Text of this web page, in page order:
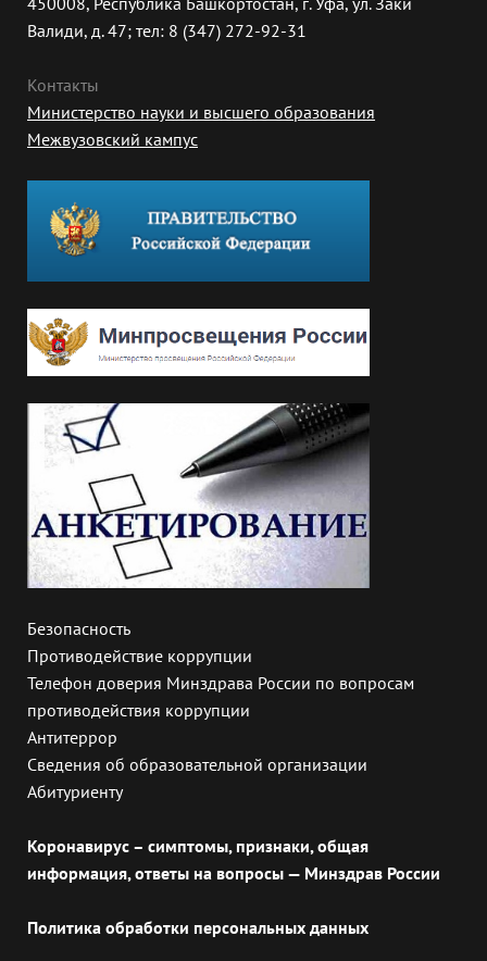
Валиди, д. 47; тел: 8 (347) 272-92-31
Контакты
Министерство науки и высшего образования
Межвузовский кампус
Безопасность
Противодействие коррупции
Телефон доверия Минздрава России по вопросам
противодействия коррупции
Антитеррор
Сведения об образовательной организации
Абитуриенту
Коронавирус – симптомы, признаки, общая
информация, ответы на вопросы — Минздрав России
Политика обработки персональных данных